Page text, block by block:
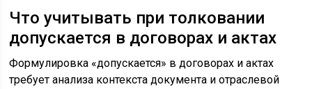
Что учитывать при толковании
допускается в договорах и актах
Формулировка «допускается» в договорах и актах
требует анализа контекста документа и отраслевой